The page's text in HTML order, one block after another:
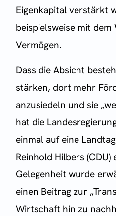
Eigenkapital verstärkt
beispielsweise mit
Vermögen.
Dass die Absicht
stärken, dort mehr
anzusiedeln und sie
hat die
einmal auf eine
Reinhold Hilbers
Gelegenheit wurde
einen Beitrag zur
Wirtschaft hin zu